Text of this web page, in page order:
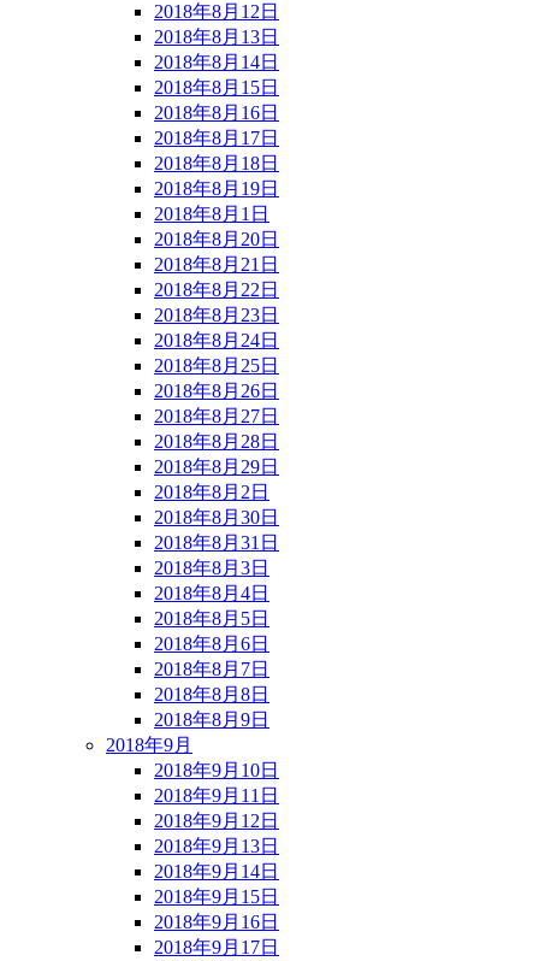
2018年8月12日
2018年8月13日
2018年8月14日
2018年8月15日
2018年8月16日
2018年8月17日
2018年8月18日
2018年8月19日
2018年8月1日
2018年8月20日
2018年8月21日
2018年8月22日
2018年8月23日
2018年8月24日
2018年8月25日
2018年8月26日
2018年8月27日
2018年8月28日
2018年8月29日
2018年8月2日
2018年8月30日
2018年8月31日
2018年8月3日
2018年8月4日
2018年8月5日
2018年8月6日
2018年8月7日
2018年8月8日
2018年8月9日
2018年9月
2018年9月10日
2018年9月11日
2018年9月12日
2018年9月13日
2018年9月14日
2018年9月15日
2018年9月16日
2018年9月17日